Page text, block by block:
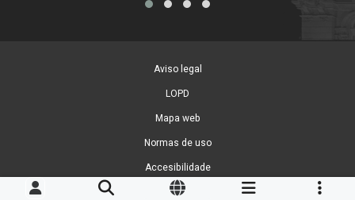
Aviso legal
LOPD
Mapa web
Normas de uso
Accesibilidade
Xestión de cookies